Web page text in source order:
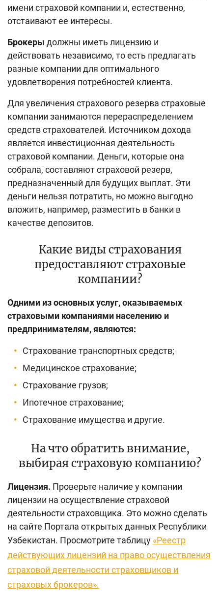
имени страховой компании и, естественно,
отстаивают ее интересы.
Брокеры должны иметь лицензию и
действовать независимо, то есть предлагать
разные компании для оптимального
удовлетворения потребностей клиента.
Для увеличения страхового резерва страховые
компании занимаются перераспределением
средств страхователей. Источником дохода
является инвестиционная деятельность
страховой компании. Деньги, которые она
собрала, составляют страховой резерв,
предназначенный для будущих выплат. Эти
деньги нельзя потратить, но можно выгодно
вложить, например, разместить в банки в
качестве депозитов.
Какие виды страхования
предоставляют страховые
компании?
Одними из основных услуг, оказываемых
страховыми компаниями населению и
предпринимателям, являются:
Страхование транспортных средств;
Медицинское страхование;
Страхование грузов;
Ипотечное страхование;
Страхование имущества и другие.
На что обратить внимание,
выбирая страховую компанию?
Лицензия. Проверьте наличие у компании
лицензии на осуществление страховой
деятельности страховщика. Это можно сделать
на сайте Портала открытых данных Республики
Узбекистан. Просмотрите таблицу «Реестр
действующих лицензий на право осуществления
страховой деятельности страховщиков и
страховых брокеров».